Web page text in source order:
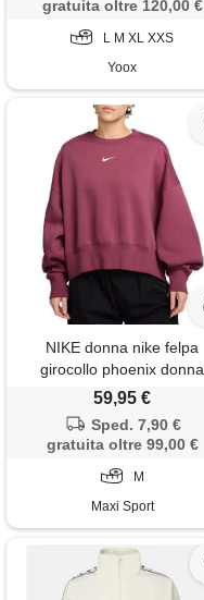
gratuita oltre 120,00 €
L M XL XXS
Yoox
NIKE donna nike felpa
girocollo phoenix donna
59,95 €
Sped. 7,90 €
gratuita oltre 99,00 €
M
Maxi Sport